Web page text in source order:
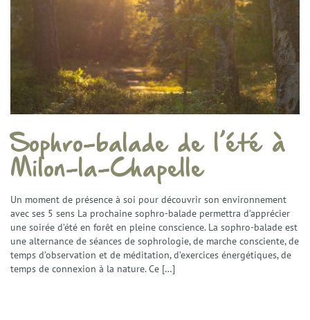
Sophro-balade de l’été à
Milon-la-Chapelle
Un moment de présence à soi pour découvrir son environnement
avec ses 5 sens La prochaine sophro-balade permettra d’apprécier
une soirée d’été en forêt en pleine conscience. La sophro-balade est
une alternance de séances de sophrologie, de marche consciente, de
temps d’observation et de méditation, d’exercices énergétiques, de
temps de connexion à la nature. Ce […]